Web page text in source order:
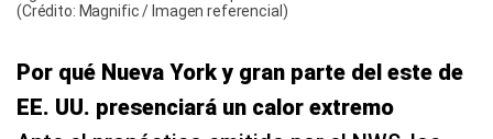
(Crédito: Magnific / Imagen referencial)
Por qué Nueva York y gran parte del este de
EE. UU. presenciará un calor extremo